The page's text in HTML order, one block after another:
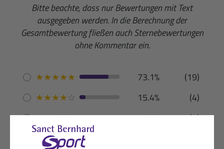
Bitte beachte, dass nur Bewertungen mit Text
ausgegeben werden. In die Berechnung der
Gesamtbewertung fließen auch Sternebewertungen
ohne Kommentar ein.
★★★★★ 73.1%
(19)
★★★★☆ 15.4%
(4)
★★★☆☆ 3.8%
(1)
★★☆☆☆